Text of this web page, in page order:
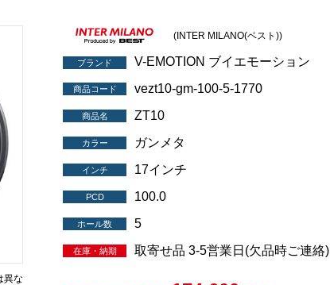
異な
(INTER MILANO(ベスト))
ブランド V-EMOTION ブイエモーション
商品コード vezt10-gm-100-5-1770
商品名 ZT10
カラー ガンメタ
インチ 17インチ
PCD 100.0
ホール数 5
在庫・納期 取寄せ品 3-5営業日(欠品時ご連絡)